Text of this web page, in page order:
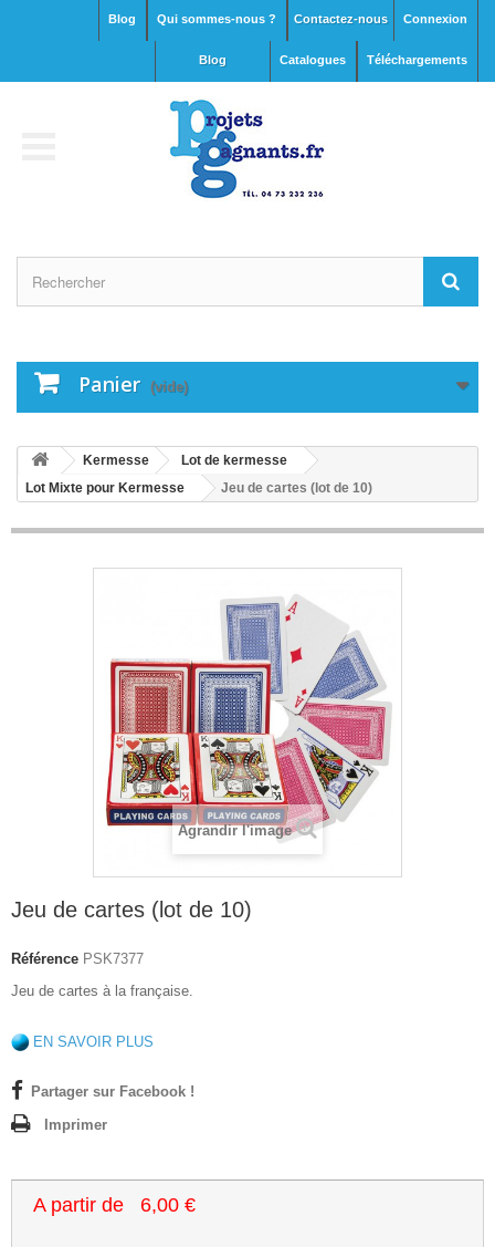
Connexion
Contactez-nous
Qui sommes-nous ?
Blog
Téléchargements
Catalogues
blog
Panier (vide)
Kermesse
Lot de kermesse
Lot Mixte pour Kermesse
Jeu de cartes (lot de 10)
Agrandir l'image
Jeu de cartes (lot de 10)
Référence PSK7377
Jeu de cartes à la française.
EN SAVOIR PLUS
Partager sur Facebook !
Imprimer
A partir de 6,00 €